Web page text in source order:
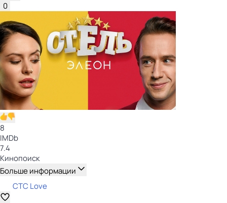
0
8
IMDb
7.4
Кинопоиск
Больше информации
СТС Love